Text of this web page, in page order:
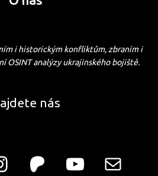
i historickým konfliktům, zbraním i
OSINT analýzy ukrajinského bojiště.
nás